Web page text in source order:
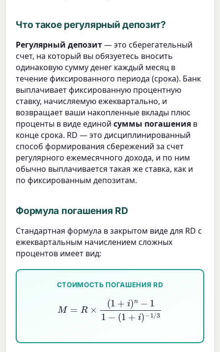
Что такое регулярный депозит?
Регулярный депозит— это сберегательный
счет, на который вы обязуетесь вносить
одинаковую сумму денег каждый месяц в
течение фиксированного периода (срока). Банк
выплачивает фиксированную процентную
ставку, начисляемую ежеквартально, и
возвращает ваши накопленные вклады плюс
проценты в виде единойсуммы погашения в
конце срока. RD — это дисциплинированный
способ формирования сбережений за счет
регулярного ежемесячного дохода, и по ним
обычно выплачивается такая же ставка, как и
по фиксированным депозитам.
Формула погашения RD
Стандартная формула в закрытом виде для RD с
ежеквартальным начислением сложных
процентов имеет вид:
СТОИМОСТЬ ПОГАШЕНИЯ RD
−1 1 (1+ −1